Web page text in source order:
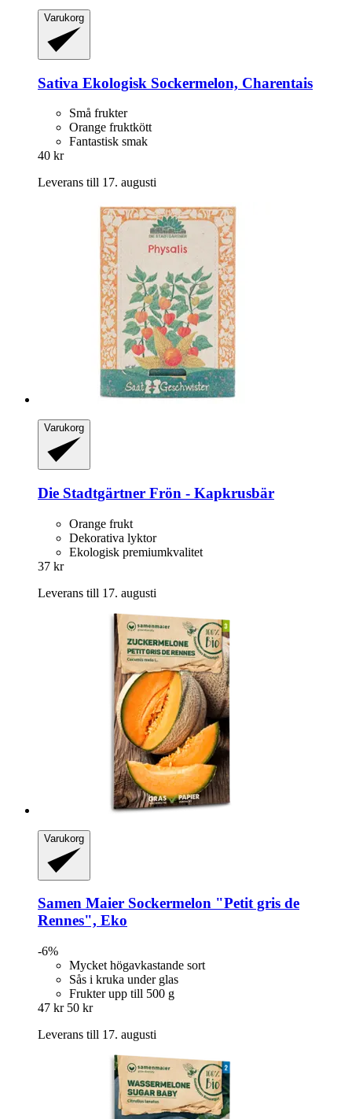
Varukorg
Sativa Ekologisk Sockermelon, Charentais
Små frukter
Orange fruktkött
Fantastisk smak
40 kr
Leverans till 17. augusti
Varukorg
Die Stadtgärtner Frön -​ Kapkrusbär
Orange frukt
Dekorativa lyktor
Ekologisk premiumkvalitet
37 kr
Leverans till 17. augusti
Varukorg
Samen Maier Sockermelon "Petit gris de
Rennes", Eko
-6%
Mycket högavkastande sort
Sås i kruka under glas
Frukter upp till 500 g
47 kr 50 kr
Leverans till 17. augusti